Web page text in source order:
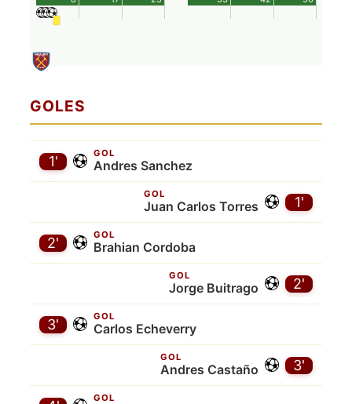
GOLES
GOL
Andres Sanchez
1'
1'
GOL
Juan Carlos Torres
GOL
Brahian Cordoba
2'
2'
GOL
Jorge Buitrago
GOL
Carlos Echeverry
3'
3'
GOL
Andres Castaño
GOL